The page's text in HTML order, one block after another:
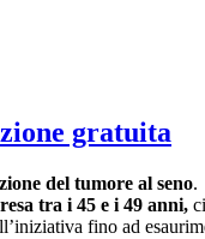
gratuita
del tumore al seno.
tra i 45 e i 49 anni,
fino ad